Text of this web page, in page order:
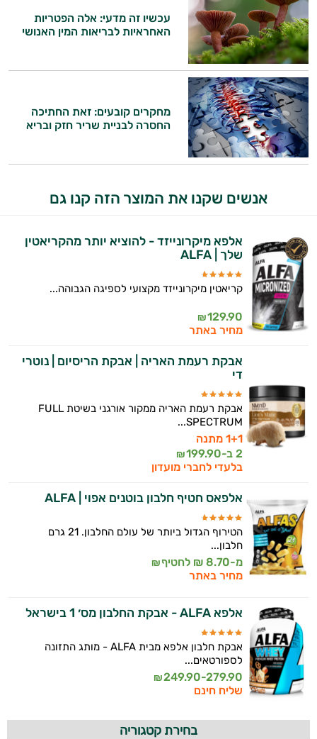
עכשיו זה מדעי: אלה הפטריות
האחראיות לבריאות המין האנושי
מחקרים קובעים: זאת החתיכה
החסרה לבניית שריר חזק ובריא
אנשים שקנו את המוצר הזה קנו גם
אלפא מיקרונייזד - להוציא יותר מהקריאטין
שלך | ALFA
קריאטין מיקרונייזד מקצועי לספיגה הגבוהה...
129.90
₪
מחיר באתר
אבקת רעמת האריה | אבקת הריסיום | נוטרי
די
אבקת רעמת האריה ממקור אורגני בשיטת FULL
SPECTRUM...
1+1 מתנה
2 ב-
199.90
₪
בלעדי לחברי מועדון
אלפאס חטיף חלבון בוטנים אפוי | ALFA
הטירוף הגדול ביותר של עולם החלבון. 21 גרם
חלבון...
מ-8.70 ₪ לחטיף ₪
מחיר באתר
אלפא ALFA - אבקת החלבון מס׳ 1 בישראל
אבקת חלבון אלפא מבית ALFA - מותג התזונה
לספורטאים...
249.90-279.90
₪
שליח חינם
בחירת קטגוריה